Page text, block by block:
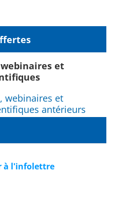
et
(current)
webinaires et
antérieurs
à l'infolettre